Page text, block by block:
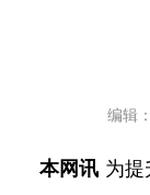
编辑
本网讯 为提